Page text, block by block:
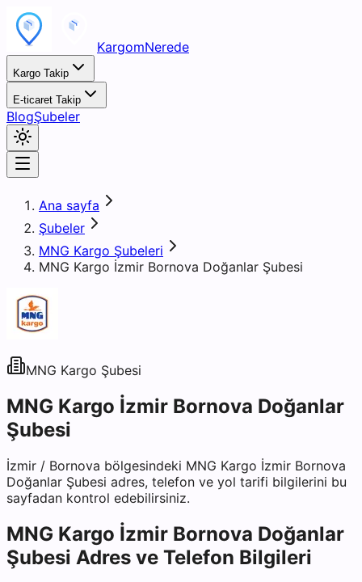
KargomNerede
Kargo Takip
E-ticaret Takip
BlogŞubeler
Ana sayfa
Şubeler
MNG Kargo Şubeleri
MNG Kargo İzmir Bornova Doğanlar Şubesi
MNG Kargo Şubesi
MNG Kargo İzmir Bornova Doğanlar
Şubesi
İzmir / Bornova bölgesindeki MNG Kargo İzmir Bornova
Doğanlar Şubesi adres, telefon ve yol tarifi bilgilerini bu
sayfadan kontrol edebilirsiniz.
MNG Kargo İzmir Bornova Doğanlar
Şubesi Adres ve Telefon Bilgileri